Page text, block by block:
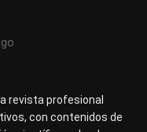
revista profesional
con contenidos de